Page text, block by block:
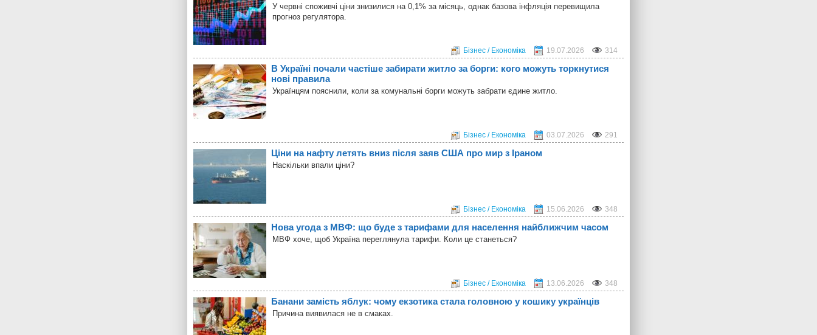
У червні споживчі ціни знизилися на 0,1% за місяць, однак базова інфляція перевищила
прогноз регулятора.
Бізнес / Економіка 19.07.2026 314
В Україні почали частіше забирати житло за борги: кого можуть торкнутися
нові правила
Українцям пояснили, коли за комунальні борги можуть забрати єдине житло.
Бізнес / Економіка 03.07.2026 291
Ціни на нафту летять вниз після заяв США про мир з Іраном
Наскільки впали ціни?
Бізнес / Економіка 15.06.2026 348
Нова угода з МВФ: що буде з тарифами для населення найближчим часом
МВФ хоче, щоб Україна переглянула тарифи. Коли це станеться?
Бізнес / Економіка 13.06.2026 348
Банани замість яблук: чому екзотика стала головною у кошику українців
Причина виявилася не в смаках.